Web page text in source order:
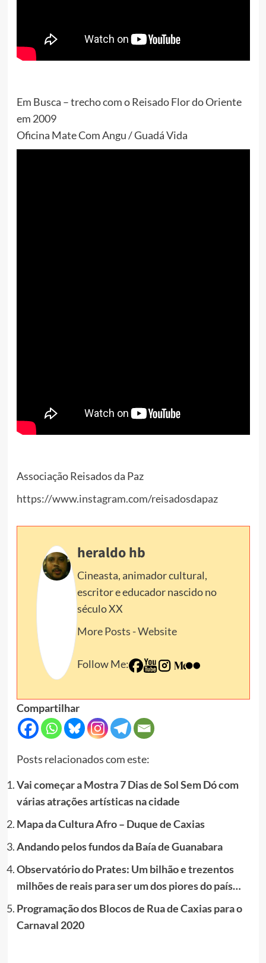
Em Busca – trecho com o Reisado Flor do Oriente
em 2009
Oficina Mate Com Angu / Guadá Vida
Associação Reisados da Paz
https://www.instagram.com/reisadosdapaz
heraldo hb
Cineasta, animador cultural,
escritor e educador nascido no
século XX
More Posts -Website
Follow Me:
Compartilhar
Posts relacionados com este:
Vai começar a Mostra 7 Dias de Sol Sem Dó com
várias atrações artísticas na cidade
Mapa da Cultura Afro – Duque de Caxias
Andando pelos fundos da Baía de Guanabara
Observatório do Prates: Um bilhão e trezentos
milhões de reais para ser um dos piores do país…
Programação dos Blocos de Rua de Caxias para o
Carnaval 2020